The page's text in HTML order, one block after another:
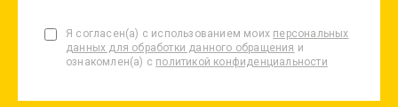
Я согласен(а) с использованием моих персональных
данных для обработки данного обращения и
ознакомлен(а) с политикой конфиденциальности